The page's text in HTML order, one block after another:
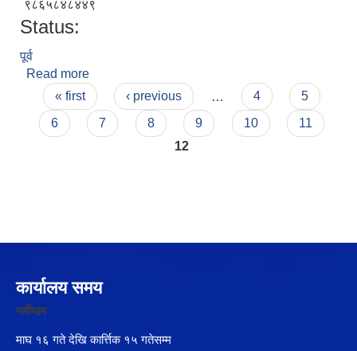
९८६५८४८४४९
Status:
पूर्व
Read more
Pages
« first ‹ previous 4
5
6
7 8 9 10
11
12
कार्यालय समय
गर्मीयाम
माघ १६ गते देखि कार्त्तिक १५ गतेसम्म